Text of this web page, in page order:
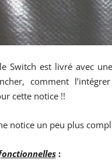
Switch est livré avec
comment
cette notice !!
notice un peu plus
: